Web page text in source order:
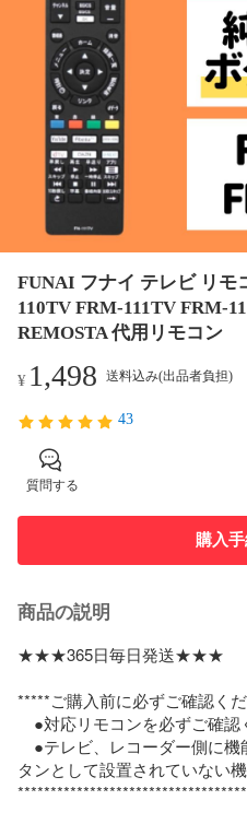
FUNAI フナイ テレビ リモ
110TV FRM-111TV FRM-
REMOSTA 代用リモコン
¥ 1,498 送料込み(出品者負担)
43
質問する
購入
商品の説明
★★★365日毎日発送★★★
*****ご購入前に必ずご確認く
●対応リモコンを必ずご確認
●テレビ、レコーダー側に機
タンとして設置されていない